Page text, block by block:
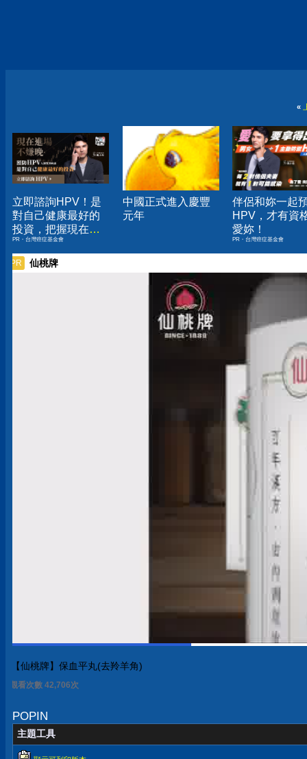
«
立即諮詢HPV！是
對自己健康最好的
投資，把握現在不
嫌晚！
PR・台灣癌症基金會
中國正式進入慶豐
元年
伴侶和妳一起
HPV，才有資
愛妳！
PR・台灣癌症基金會
PR 仙桃牌
【仙桃牌】保血平丸(去羚羊角)
觀看次數 42,706次
POPIN
主題工具